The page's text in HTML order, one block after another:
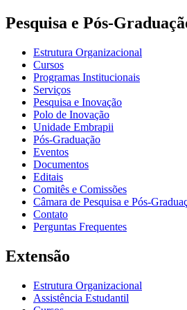
Pesquisa e Pós-
Estrutura Organizacional
Cursos
Programas Institucionais
Serviços
Pesquisa e Inovação
Polo de Inovação
Unidade Embrapii
Pós-Graduação
Eventos
Documentos
Editais
Comitês e Comissões
Câmara de Pesquisa e Pós-
Contato
Perguntas Frequentes
Extensão
Estrutura Organizacional
Assistência Estudantil